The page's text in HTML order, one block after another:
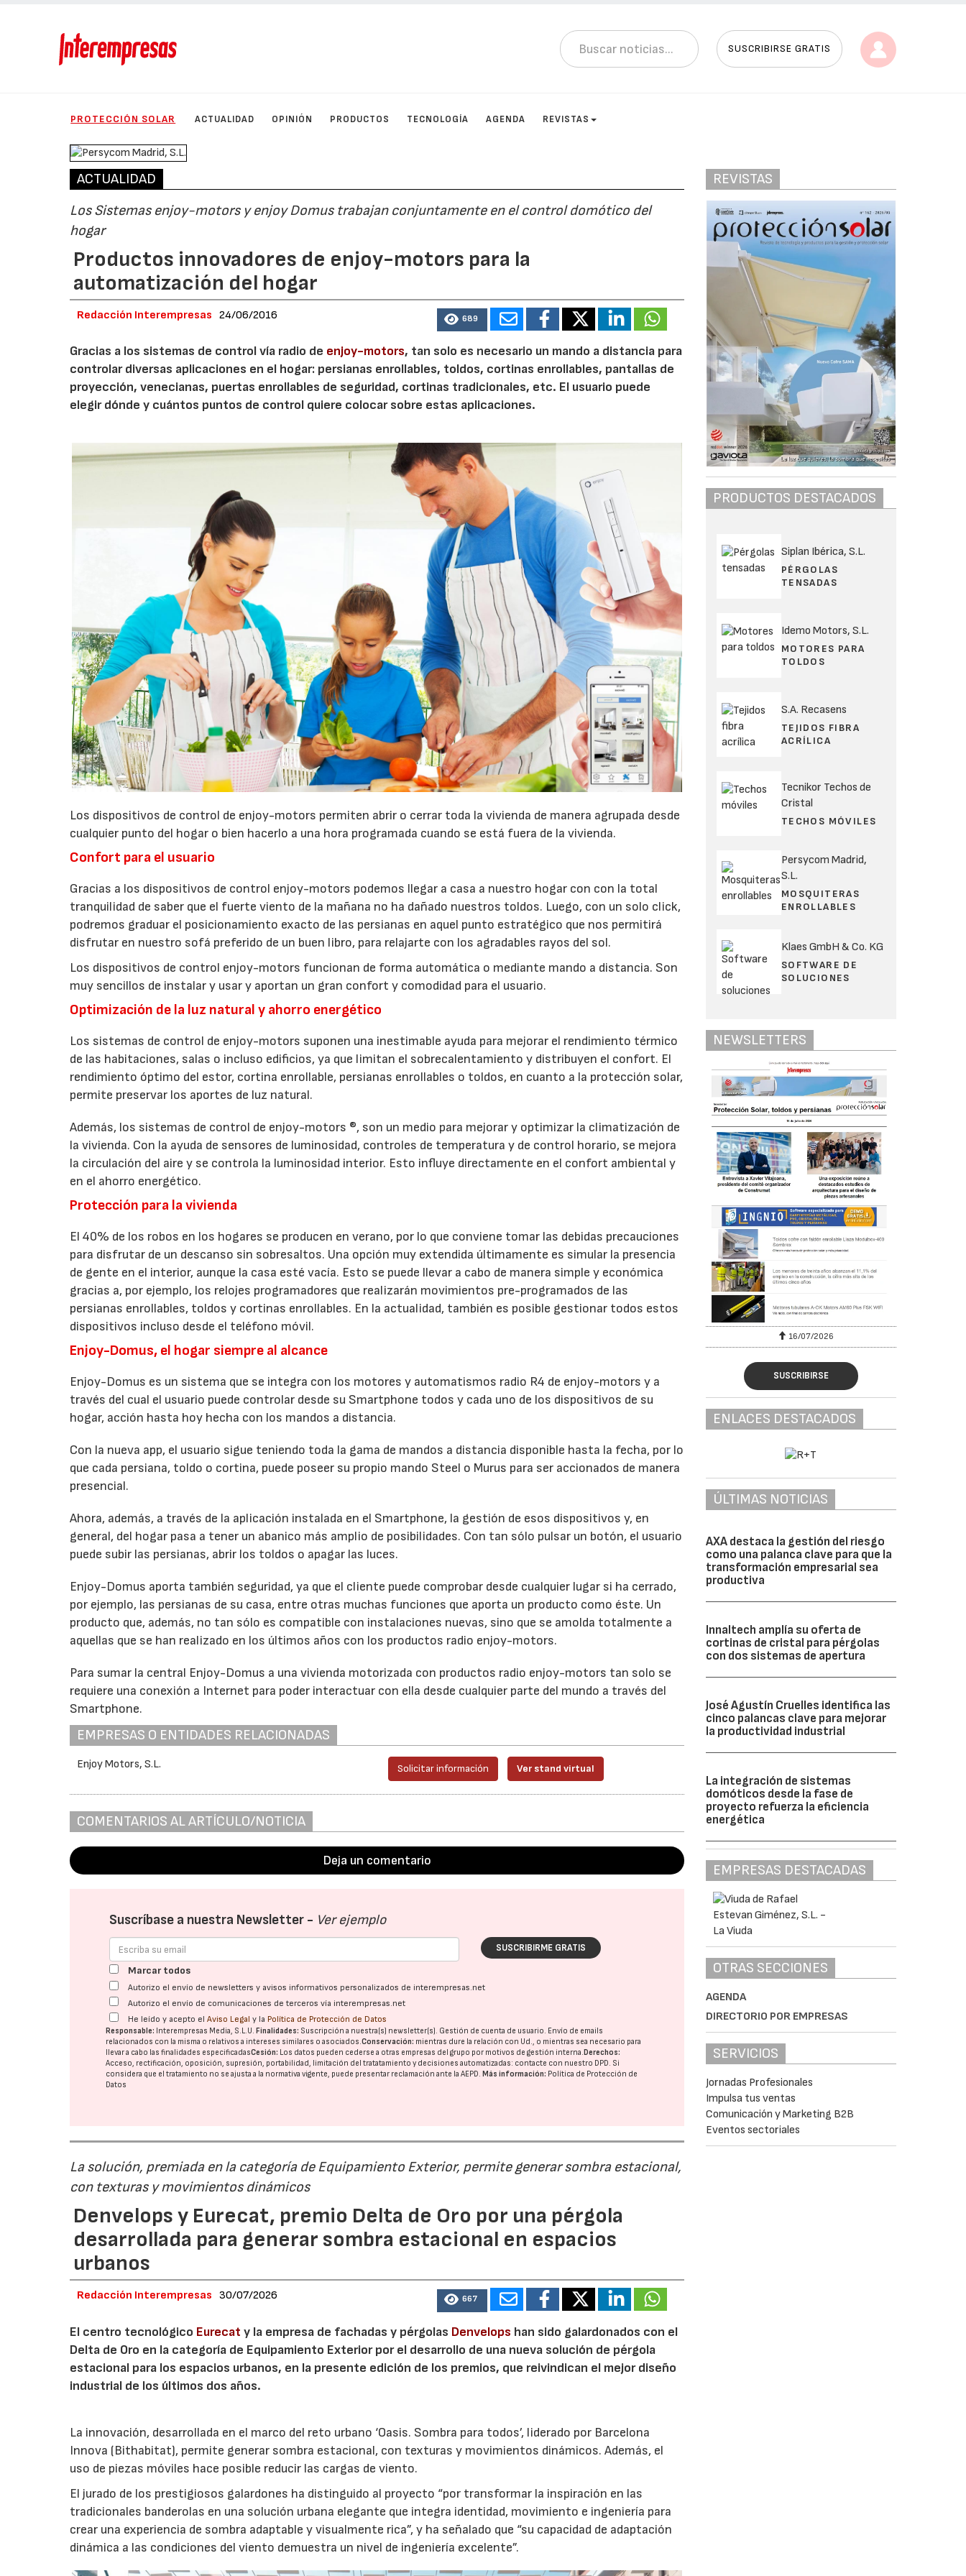
SUSCRIBIRSE GRATIS
PROTECCIÓN SOLAR ACTUALIDAD OPINIÓN PRODUCTOS TECNOLOGÍA AGENDA REVISTAS
ACTUALIDAD
Los Sistemas enjoy-motors y enjoy Domus trabajan conjuntamente en el control domótico del
hogar
Productos innovadores de enjoy-motors para la
automatización del hogar
Redacción Interempresas 24/06/2016 689
Gracias a los sistemas de control vía radio de enjoy-motors, tan solo es necesario un mando a distancia para
controlar diversas aplicaciones en el hogar: persianas enrollables, toldos, cortinas enrollables, pantallas de
proyección, venecianas, puertas enrollables de seguridad, cortinas tradicionales, etc. El usuario puede
elegir dónde y cuántos puntos de control quiere colocar sobre estas aplicaciones.
Los dispositivos de control de enjoy-motors permiten abrir o cerrar toda la vivienda de manera agrupada desde
cualquier punto del hogar o bien hacerlo a una hora programada cuando se está fuera de la vivienda.
Confort para el usuario
Gracias a los dispositivos de control enjoy-motors podemos llegar a casa a nuestro hogar con con la total
tranquilidad de saber que el fuerte viento de la mañana no ha dañado nuestros toldos. Luego, con un solo click,
podremos graduar el posicionamiento exacto de las persianas en aquel punto estratégico que nos permitirá
disfrutar en nuestro sofá preferido de un buen libro, para relajarte con los agradables rayos del sol.
Los dispositivos de control enjoy-motors funcionan de forma automática o mediante mando a distancia. Son
muy sencillos de instalar y usar y aportan un gran confort y comodidad para el usuario.
Optimización de la luz natural y ahorro energético
Los sistemas de control de enjoy-motors suponen una inestimable ayuda para mejorar el rendimiento térmico
de las habitaciones, salas o incluso edificios, ya que limitan el sobrecalentamiento y distribuyen el confort. El
rendimiento óptimo del estor, cortina enrollable, persianas enrollables o toldos, en cuanto a la protección solar,
permite preservar los aportes de luz natural.
Además, los sistemas de control de enjoy-motors ®, son un medio para mejorar y optimizar la climatización de
la vivienda. Con la ayuda de sensores de luminosidad, controles de temperatura y de control horario, se mejora
la circulación del aire y se controla la luminosidad interior. Esto influye directamente en el confort ambiental y
en el ahorro energético.
Protección para la vivienda
El 40% de los robos en los hogares se producen en verano, por lo que conviene tomar las debidas precauciones
para disfrutar de un descanso sin sobresaltos. Una opción muy extendida últimamente es simular la presencia
de gente en el interior, aunque la casa esté vacía. Esto se puede llevar a cabo de manera simple y económica
gracias a, por ejemplo, los relojes programadores que realizarán movimientos pre-programados de las
persianas enrollables, toldos y cortinas enrollables. En la actualidad, también es posible gestionar todos estos
dispositivos incluso desde el teléfono móvil.
Enjoy-Domus, el hogar siempre al alcance
Enjoy-Domus es un sistema que se integra con los motores y automatismos radio R4 de enjoy-motors y a
través del cual el usuario puede controlar desde su Smartphone todos y cada uno de los dispositivos de su
hogar, acción hasta hoy hecha con los mandos a distancia.
Con la nueva app, el usuario sigue teniendo toda la gama de mandos a distancia disponible hasta la fecha, por lo
que cada persiana, toldo o cortina, puede poseer su propio mando Steel o Murus para ser accionados de manera
presencial.
Ahora, además, a través de la aplicación instalada en el Smartphone, la gestión de esos dispositivos y, en
general, del hogar pasa a tener un abanico más amplio de posibilidades. Con tan sólo pulsar un botón, el usuario
puede subir las persianas, abrir los toldos o apagar las luces.
Enjoy-Domus aporta también seguridad, ya que el cliente puede comprobar desde cualquier lugar si ha cerrado,
por ejemplo, las persianas de su casa, entre otras muchas funciones que aporta un producto como éste. Un
producto que, además, no tan sólo es compatible con instalaciones nuevas, sino que se amolda totalmente a
aquellas que se han realizado en los últimos años con los productos radio enjoy-motors.
Para sumar la central Enjoy-Domus a una vivienda motorizada con productos radio enjoy-motors tan solo se
requiere una conexión a Internet para poder interactuar con ella desde cualquier parte del mundo a través del
Smartphone.
EMPRESAS O ENTIDADES RELACIONADAS
Enjoy Motors, S.L. Solicitar información Ver stand virtual
COMENTARIOS AL ARTÍCULO/NOTICIA
Deja un comentario
Suscríbase a nuestra Newsletter - Ver ejemplo
SUSCRIBIRME GRATIS
Marcar todos
Autorizo el envío de newsletters y avisos informativos personalizados de interempresas.net
Autorizo el envío de comunicaciones de terceros vía interempresas.net
He leído y acepto elAviso Legal y la Política de Protección de Datos
Responsable: Interempresas Media, S.L.U. Finalidades: Suscripción a nuestra(s) newsletter(s). Gestión de cuenta de usuario. Envío de emails
relacionados con la misma o relativos a intereses similares o asociados.Conservación: mientras dure la relación con Ud., o mientras sea necesario para
llevar a cabo las finalidades especificadasCesión: Los datos pueden cederse a otras empresas del grupo por motivos de gestión interna. Derechos:
Acceso, rectificación, oposición, supresión, portabilidad, limitación del tratatamiento y decisiones automatizadas: contacte con nuestro DPD. Si
considera que el tratamiento no se ajusta a la normativa vigente, puede presentar reclamación ante laAEPD. Más información: Política de Protección de
Datos
La solución, premiada en la categoría de Equipamiento Exterior, permite generar sombra estacional,
con texturas y movimientos dinámicos
Denvelops y Eurecat, premio Delta de Oro por una pérgola
desarrollada para generar sombra estacional en espacios
urbanos
Redacción Interempresas 30/07/2026 667
El centro tecnológico Eurecat y la empresa de fachadas y pérgolas Denvelops han sido galardonados con el
Delta de Oro en la categoría de Equipamiento Exterior por el desarrollo de una nueva solución de pérgola
estacional para los espacios urbanos, en la presente edición de los premios, que reivindican el mejor diseño
industrial de los últimos dos años.
La innovación, desarrollada en el marco del reto urbano ‘Oasis. Sombra para todos’, liderado por Barcelona
Innova (Bithabitat), permite generar sombra estacional, con texturas y movimientos dinámicos. Además, el
uso de piezas móviles hace posible reducir las cargas de viento.
El jurado de los prestigiosos galardones ha distinguido al proyecto “por transformar la inspiración en las
tradicionales banderolas en una solución urbana elegante que integra identidad, movimiento e ingeniería para
crear una experiencia de sombra adaptable y visualmente rica”, y ha señalado que “su capacidad de adaptación
dinámica a las condiciones del viento demuestra un nivel de ingeniería excelente”.
REVISTAS
PRODUCTOS DESTACADOS
Siplan Ibérica, S.L.
PÉRGOLAS
TENSADAS
Idemo Motors, S.L.
MOTORES PARA
TOLDOS
S.A. Recasens
TEJIDOS FIBRA
ACRÍLICA
Tecnikor Techos de
Cristal
TECHOS MÓVILES
Persycom Madrid,
S.L.
MOSQUITERAS
ENROLLABLES
Klaes GmbH & Co. KG
SOFTWARE DE
SOLUCIONES
NEWSLETTERS
16/07/2026
SUSCRIBIRSE
ENLACES DESTACADOS
ÚLTIMAS NOTICIAS
AXA destaca la gestión del riesgo
como una palanca clave para que la
transformación empresarial sea
productiva
Innaltech amplía su oferta de
cortinas de cristal para pérgolas
con dos sistemas de apertura
José Agustín Cruelles identifica las
cinco palancas clave para mejorar
la productividad industrial
La integración de sistemas
domóticos desde la fase de
proyecto refuerza la eficiencia
energética
EMPRESAS DESTACADAS
OTRAS SECCIONES
AGENDA
DIRECTORIO POR EMPRESAS
SERVICIOS
Jornadas Profesionales
Impulsa tus ventas
Comunicación y Marketing B2B
Eventos sectoriales